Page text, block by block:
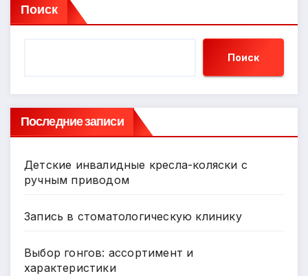
Поиск
Поиск
Последние записи
Детские инвалидные кресла-коляски с
ручным приводом
Запись в стоматологическую клинику
Выбор гонгов: ассортимент и
характеристики